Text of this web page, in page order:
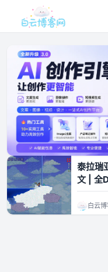
首页
网站源码
软件仓库
主题插件
泰拉瑞
文 | 全
白云